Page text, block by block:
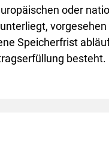
oder
Speicherfrist
besteht.